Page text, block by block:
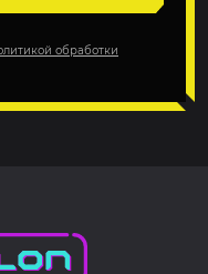
обработки